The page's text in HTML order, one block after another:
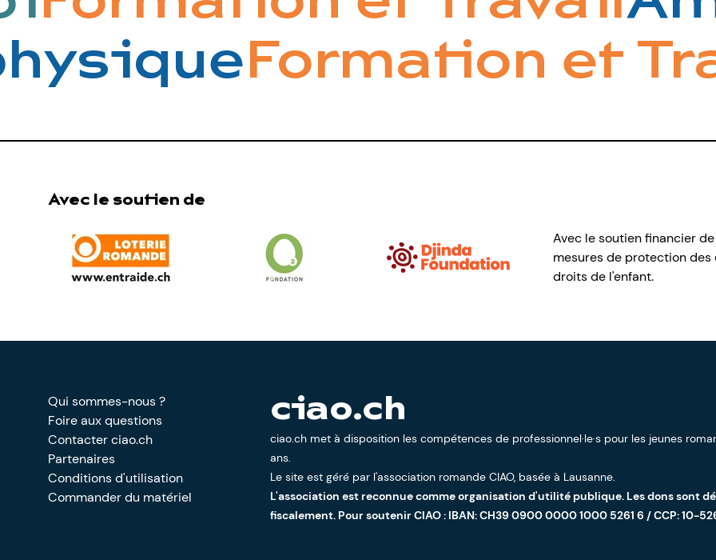
Formation et
Avec le soutien de
Avec le soutien financier
mesures de protection
droits de l'enfant.
Qui sommes-nous ?
Foire aux questions
Contacter ciao.ch
Partenaires
Conditions d'utilisation
Commander du matériel
ciao.ch
ciao.ch met à disposition les compétences de professionnel·le·s pour les jeunes
ans.
Le site est géré par l'association romande CIAO, basée à Lausanne.
L'association est reconnue comme organisation d'utilité publique. Les dons sont
fiscalement. Pour soutenir CIAO : IBAN: CH39 0900 0000 1000 5261 6 / CCP: 10-